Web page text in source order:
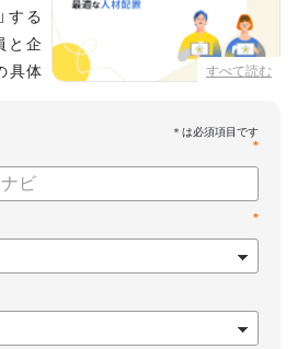
すべて読む
する
と企
具体
と悪影響
置のメリット
育成への応用
*
*